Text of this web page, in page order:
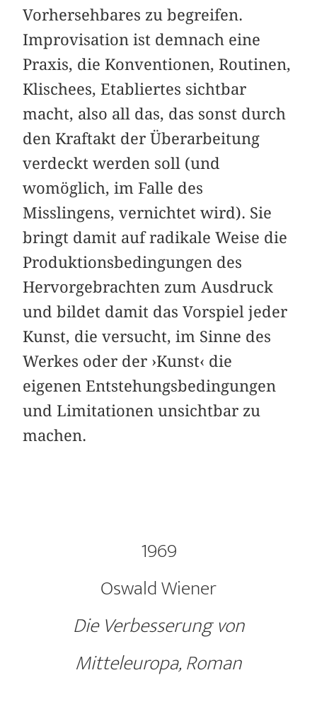
Vorhersehbares zu begreifen.
Improvisation ist demnach eine
Praxis, die Konventionen, Routinen,
Klischees, Etabliertes sichtbar
macht, also all das, das sonst durch
den Kraftakt der Überarbeitung
verdeckt werden soll (und
womöglich, im Falle des
Misslingens, vernichtet wird). Sie
bringt damit auf radikale Weise die
Produktionsbedingungen des
Hervorgebrachten zum Ausdruck
und bildet damit das Vorspiel jeder
Kunst, die versucht, im Sinne des
Werkes oder der ›Kunst‹ die
eigenen Entstehungsbedingungen
und Limitationen unsichtbar zu
machen.
1969
Oswald Wiener
Die Verbesserung von
Mitteleuropa, Roman